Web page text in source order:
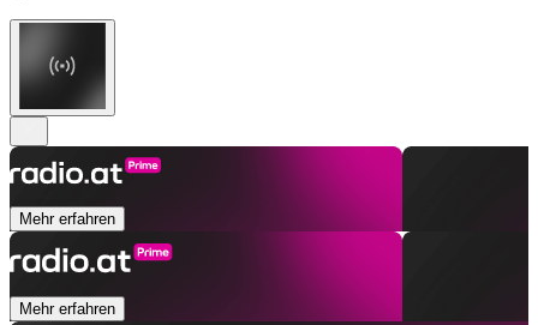
Mehr erfahren
Mehr erfahren